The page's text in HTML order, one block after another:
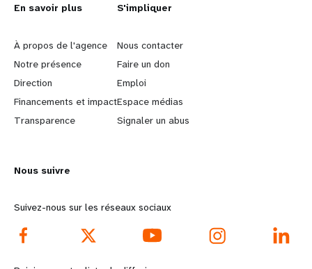
L
e
a
r
n
o
r
e
En savoir plus
À propos de l'agence
Notre présence
Direction
Financements et impact
Transparence
G
o
b
e
y
d
S'impliquer
Nous contacter
Faire un don
Emploi
Espace médias
Signaler un abus
Nous suivre
Suivez-nous sur les réseaux sociaux